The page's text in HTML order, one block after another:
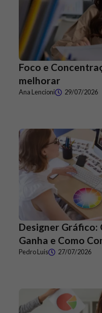
Foco e
melhorar
Ana Lencioni 29/07/2026
Designer Gráfico:
Ganha e Como
Pedro Luis 27/07/2026